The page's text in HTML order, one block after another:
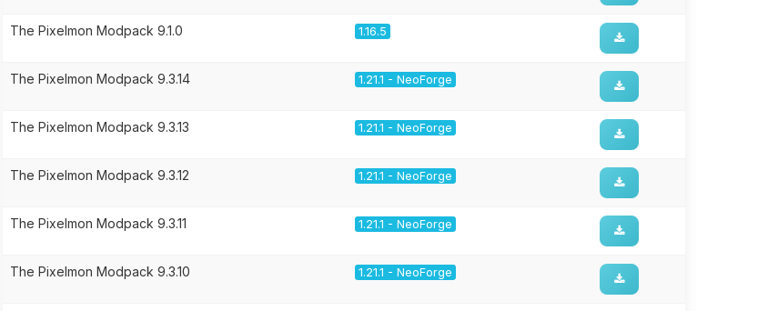
The Pixelmon Modpack 9.1.0 1.16.5
The Pixelmon Modpack 9.3.14 1.21.1 - NeoForge
The Pixelmon Modpack 9.3.13 1.21.1 - NeoForge
The Pixelmon Modpack 9.3.12 1.21.1 - NeoForge
The Pixelmon Modpack 9.3.11 1.21.1 - NeoForge
The Pixelmon Modpack 9.3.10 1.21.1 - NeoForge